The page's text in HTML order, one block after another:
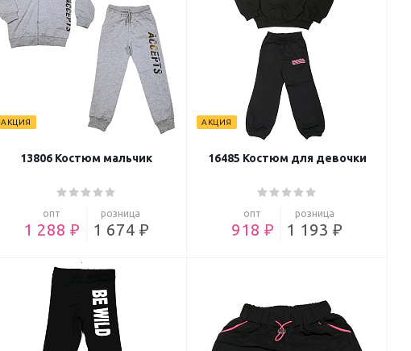
АКЦИЯ
13806 Костюм мальчик
опт
1 288 ₽
розница
1 674 ₽
АКЦИЯ
16485 Костюм для девочки
опт
918 ₽
розница
1 193 ₽